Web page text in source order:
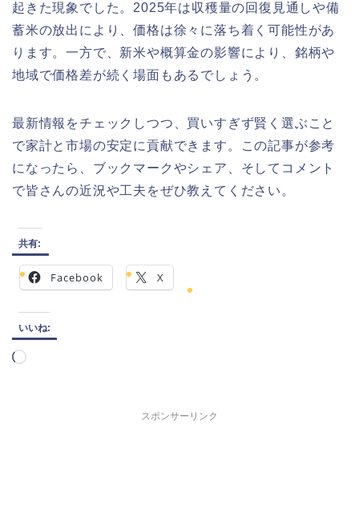
起きた現象でした。2025年は収穫量の回復見通しや備
蓄米の放出により、価格は徐々に落ち着く可能性があ
ります。一方で、新米や概算金の影響により、銘柄や
地域で価格差が続く場面もあるでしょう。
最新情報をチェックしつつ、買いすぎず賢く選ぶこと
で家計と市場の安定に貢献できます。この記事が参考
になったら、ブックマークやシェア、そしてコメント
で皆さんの近況や工夫をぜひ教えてください。
共有:
Facebook X
いいね:
読
スポンサーリンク